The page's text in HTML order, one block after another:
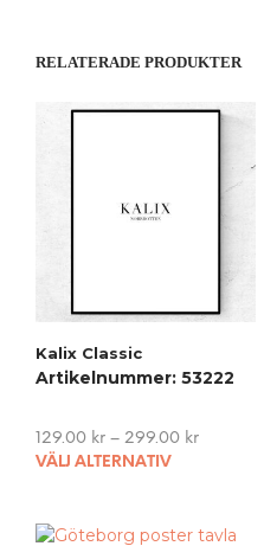
RELATERADE PRODUKTER
Kalix Classic
Artikelnummer: 53222
129.00 kr – 299.00 kr
VÄLJ ALTERNATIV